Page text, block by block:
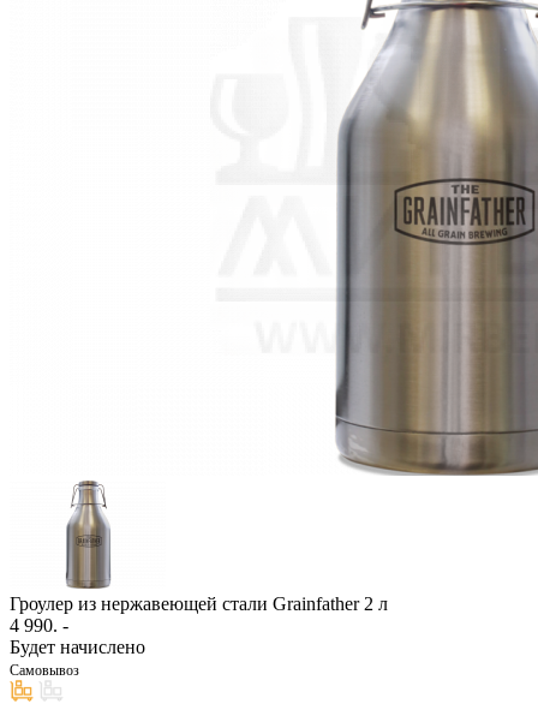
Гроулер из нержавеющей стали Grainfather 2 л
4 990. -
Будет начислено
Самовывоз